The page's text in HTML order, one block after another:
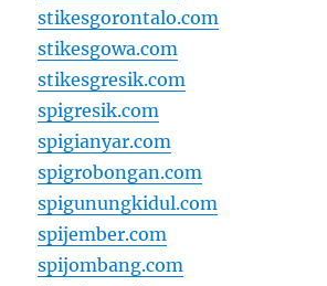
stikesgorontalo.com
stikesgowa.com
stikesgresik.com
spigresik.com
spigianyar.com
spigrobongan.com
spigunungkidul.com
spijember.com
spijombang.com